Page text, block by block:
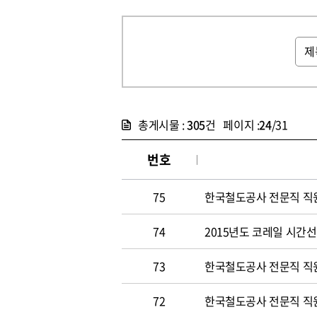
총게시물 :305건 페이지 :24/31
번호
75 한국철도공사 전문직
74 2015년도 코레일 시간
73 한국철도공사 전문직
72 한국철도공사 전문직